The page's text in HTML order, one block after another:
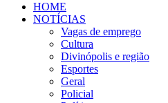
HOME
NOTÍCIAS
Vagas de emprego
Cultura
Divinópolis e região
Esportes
Geral
Policial